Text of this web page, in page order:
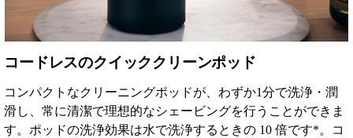
コードレスのクイッククリーンポッド
コンパクトなクリーニングポッドが、わずか1分で洗浄・潤
滑し、常に清潔で理想的なシェービングを行うことができま
す。ポッドの洗浄効果は水で洗浄するときの 10 倍です*。コ